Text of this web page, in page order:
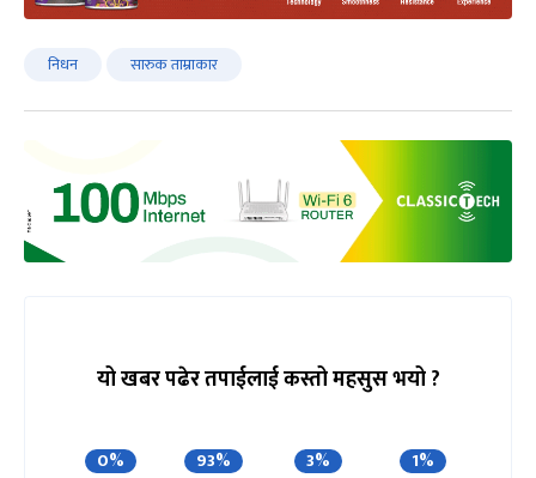
निधन सारुक ताम्राकार
यो खबर पढेर तपाईलाई कस्तो महसुस भयो ?
0% 93% 3% 1%